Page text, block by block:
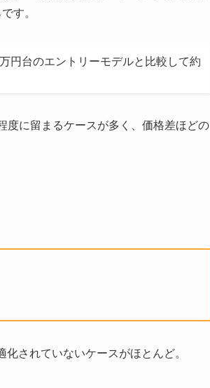
す。
円台のエントリーモデルと比較して約
度に留まるケースが多く、価格差ほどの
されていないケースがほとんど。